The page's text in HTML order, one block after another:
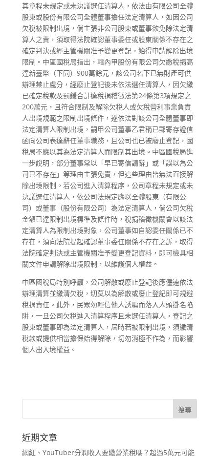
其章程未規定或未決議選任清算人，依法由有限公司全體
股東或股份有限公司全體董事擔任法定清算人，如因公司
欠稅被限制出境，倘主張非公司股東或董事欲免除法定清
算人之責，須取得法院確認董事委任或股東關係不存在之
確定判決或經主管機關准予變更登記，始得申請解除出境
限制。中區國稅局指出，轄內甲股份有限公司欠繳稅捐高
達新臺幣（下同）900萬餘元，該公司名下已無財產可供
辦理禁止處分，經廢止登記後未依法選任清算人，因欠繳
已確定稅款及罰鍰合計達稅捐稽徵法第24條第3項規定之
200萬元，且符合限制及解除欠稅人或欠稅營利事業負責
人出境規範之限制出境條件，遂依法對該公司全體董事即
法定清算人限制出境，嗣甲公司董事乙君稱已郵寄存證信
函向公司表達辭任董事職務，且公司也已被廢止登記，國
稅局不應以其為法定清算人而限制其出境。中區國稅局進
一步說明，部分董事常以「早已寄信請辭」或「誤以為公
司已不存在」等理由主張免責，但這些理由皆無法直接解
除出境限制。若公司進入清算程序，公司章程未規定或未
決議選任清算人，依公司法規定應以全體股東（有限公
司）或董事（股份有限公司）為法定清算人，倘公司欠稅
金額已達限制出境標準及條件時，稅捐稽徵機關會以該法
定清算人為限制出境對象，公司董事如自認委任關係已不
存在，須向法院提起確認董事委任關係不存在之訴，取得
法院確定判決或主管機關准予變更登記資料，即可檢具相
關文件申請解除出境限制，以維護個人權益。
中區國稅局特別呼籲，公司解散或廢止登記後應儘速依法
辦理清算並繳清欠稅，切莫以為解散或廢止登記即可規避
稅捐責任。此外，民眾勿輕信他人誘騙而落入人頭掛名陷
阱，一旦公司欠稅進入清算程序且未選任清算人，登記之
股東或董事即為法定清算人，屆時若被限制出境，須繳清
稅款或提供相當擔保始得解除，切勿消極不作為，而影響
個人出入境權益。
近期文章
網紅、YouTuber分潤收入要繳營業稅嗎？超過5萬元可能